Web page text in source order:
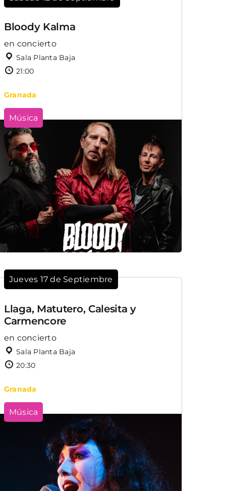
Bloody Kalma
en concierto
Sala Planta Baja
21:00
Granada
Música
Jueves 17 de Septiembre
Llaga, Matutero, Calesita y
Carmencore
en concierto
Sala Planta Baja
20:30
Granada
Música